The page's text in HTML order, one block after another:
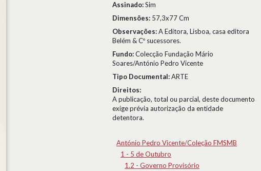
Assinado:Sim
Dimensões: 57,3x77 Cm
Observações:A Editora, Lisboa, casa editora
Belém & Cº sucessores.
Fundo:Colecção Fundação Mário
Soares/António Pedro Vicente
Tipo Documental:ARTE
Direitos:
A publicação, total ou parcial, deste documento
exige prévia autorização da entidade
detentora.
António Pedro Vicente/Coleção FMSMB
1 - 5 de Outubro
1.2 - Governo Provisório